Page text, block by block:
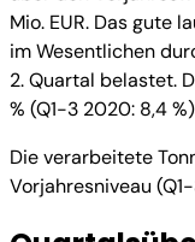
Mio. EUR. Das gute
im Wesentlichen
2. Quartal belastet.
% (Q1-3 2020: 8,4
Die verarbeitete
Vorjahresniveau